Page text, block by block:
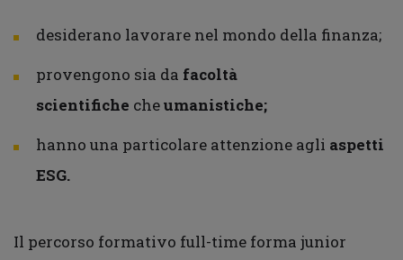
desiderano lavorare nel mondo della finanza;
provengono sia da facoltà
scientifiche cheumanistiche;
hanno una particolare attenzione agli aspetti
ESG.
Il percorso formativo full-time forma junior